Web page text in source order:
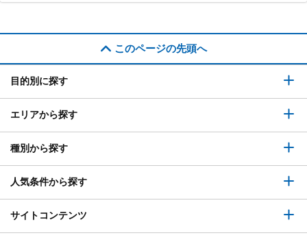
このページの先頭へ
目的別に探す
エリアから探す
種別から探す
人気条件から探す
サイトコンテンツ